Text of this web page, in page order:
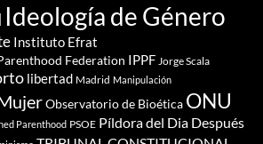
Ideología de Género
Instituto Efrat
Federation IPPF Jorge Scala
libertad Madrid Manipulación
Observatorio de Bioética ONU
Parenthood PSOE Píldora del Dia Después